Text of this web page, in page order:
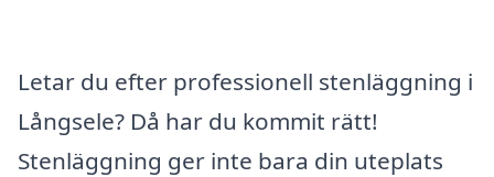
Letar du efter professionell stenläggning i
Långsele? Då har du kommit rätt!
Stenläggning ger inte bara din uteplats